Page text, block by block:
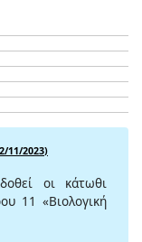
11/2023)
οι κάτωθι
11 «Βιολογική